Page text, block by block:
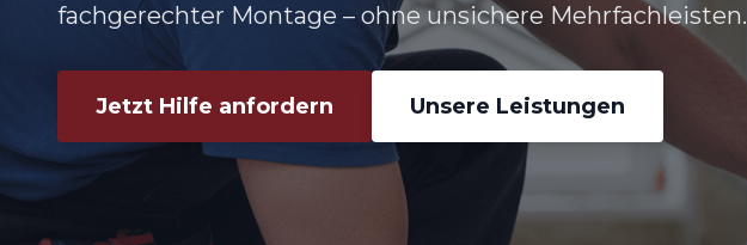
fachgerechter Montage – ohne unsichere Mehrfachleisten.
Jetzt Hilfe anfordern Unsere Leistungen